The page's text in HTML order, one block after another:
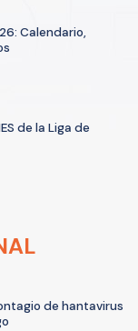
Calendario,
de la Liga de
de hantavirus